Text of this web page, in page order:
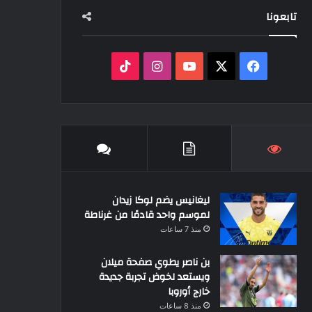
تابعونا
فيسبوك ‫YouTubeانستقرام
ليغانيس يضم لوكا زيدان
لموسم واحد قادمًا من غرناطة
منذ 7 ساعات
بن ناصر يطوي صفحة ميلان
ويستعد لخوض تجربة جديدة
خارج أوروبا
منذ 8 ساعات